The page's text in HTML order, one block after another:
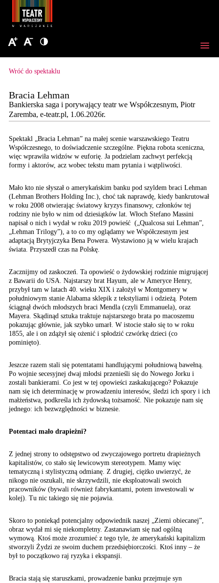
Wróć do spektaklu
Bracia Lehman
Bankierska saga i porywający teatr we Współczesnym, Piotr
Zaremba, e-teatr.pl, 1.06.2026r.
Spektakl „Bracia Lehman” na małej scenie warszawskiego Teatru
Współczesnego, to doświadczenie szczególne. Piękna robota sceniczna,
więc wprawiła widzów w euforię. Ja podzielam zachwyt perfekcją
formy i aktorów, acz wobec tekstu mam pytania i wątpliwości.
Mało kto nie słyszał o amerykańskim banku pod szyldem braci Lehman
(Lehman Brothers Holding Inc.), choć tak naprawdę, kiedy bankrutował
w roku 2008 otwierając światowy kryzys finansowy, członków tej
rodziny nie było w nim od dziesiątków lat. Włoch Stefano Massini
napisał o nich i wydał w roku 2019 powieść („Qualcosa sui Lehman”,
„Lehman Trilogy”), a to co my oglądamy we Współczesnym jest
adaptacją Brytyjczyka Bena Powera. Wystawiono ją w wielu krajach
świata. Przyszedł czas na Polskę.
Zacznijmy od zaskoczeń. Ta opowieść o żydowskiej rodzinie migrującej
z Bawarii do USA. Najstarszy brat Hayum, ale w Ameryce Henry,
przybył tam w latach 40. wieku XIX i założył w Montgomery w
południowym stanie Alabama sklepik z tekstyliami i odzieżą. Potem
ściągnął dwóch młodszych braci Mendla (czyli Emmanuela), oraz
Mayera. Skądinąd sztuka traktuje najstarszego brata po macoszemu
pokazując głównie, jak szybko umarł. W istocie stało się to w roku
1855, ale i on zdążył się ożenić i spłodzić czwórkę dzieci (co
pominięto).
Jeszcze razem stali się potentatami handlującymi południową bawełną.
Po wojnie secesyjnej dwaj młodsi przenieśli się do Nowego Jorku i
zostali bankierami. Co jest w tej opowieści zaskakującego? Pokazuje
nam się ich determinację w prowadzeniu interesów, śledzi ich spory i ich
małżeństwa, podkreśla ich żydowską tożsamość. Nie pokazuje nam się
jednego: ich bezwzględności w biznesie.
Potentaci mało drapieżni?
Z jednej strony to odstępstwo od zwyczajowego portretu drapieżnych
kapitalistów, co stało się lewicowym stereotypem. Mamy więc
tematyczną i stylistyczną odmianę. Z drugiej, ciężko uwierzyć, że
nikogo nie oszukali, nie skrzywdzili, nie eksploatowali swoich
pracowników (bywali również fabrykantami, potem inwestowali w
kolej). Tu nic takiego się nie pojawia.
Skoro to poniekąd potencjalny odpowiednik naszej „Ziemi obiecanej”,
obraz wydał mi się niekompletny. Zastanawiam się nad ogólną
wymową. Ktoś może zrozumieć z tego tyle, że amerykański kapitalizm
stworzyli Żydzi ze swoim duchem przedsiębiorczości. Ktoś inny – że
był to początkowo raj ryzyka i ekspansji.
Bracia stają się staruszkami, prowadzenie banku przejmuje syn